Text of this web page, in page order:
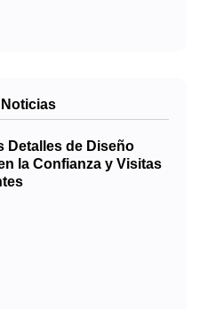
Detalles de Diseño
la Confianza y Visitas